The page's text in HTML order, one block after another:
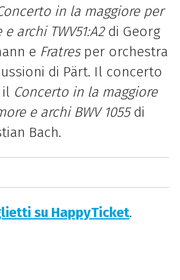
in la maggiore per
archi TWV51:A2di Georg
e Fratresper orchestra
di Pärt. Il concerto
il Concerto in la maggiore
e archi BWV 1055di
Bach.
su HappyTicket.